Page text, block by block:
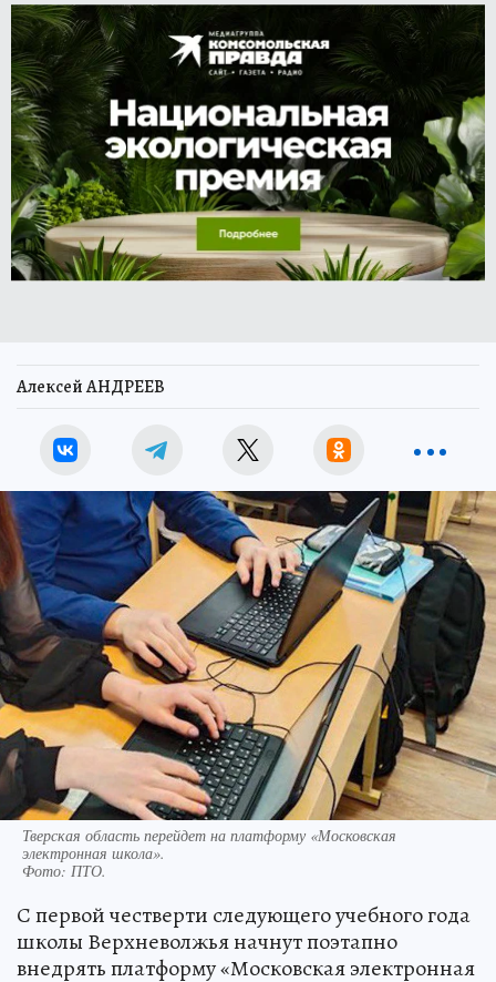
Алексей АНДРЕЕВ
Тверская область перейдет на платформу «Московская
электронная школа».
Фото: ПТО.
С первой честверти следующего учебного года
школы Верхневолжья начнут поэтапно
внедрять платформу «Московская электронная